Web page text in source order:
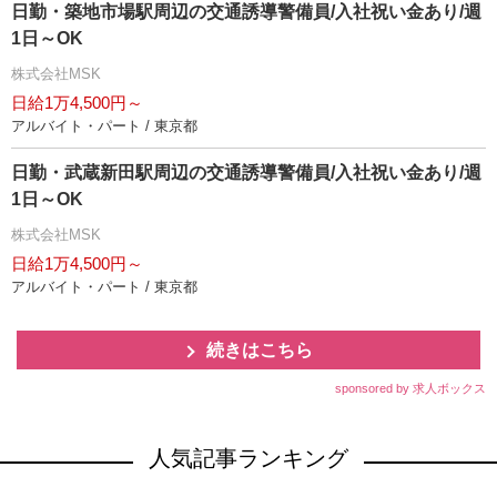
日勤・築地市場駅周辺の交通誘導警備員/入社祝い金あり/週
1日～OK
株式会社MSK
日給1万4,500円～
アルバイト・パート / 東京都
日勤・武蔵新田駅周辺の交通誘導警備員/入社祝い金あり/週
1日～OK
株式会社MSK
日給1万4,500円～
アルバイト・パート / 東京都
続きはこちら
sponsored by 求人ボックス
人気記事ランキング